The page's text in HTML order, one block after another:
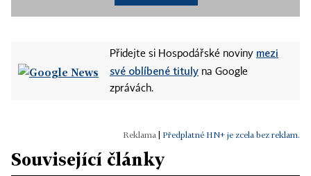
Přidejte si Hospodářské noviny mezi
své oblíbené tituly na Google
zprávách.
Předplatné HN+ je zcela bez reklam.
Související články